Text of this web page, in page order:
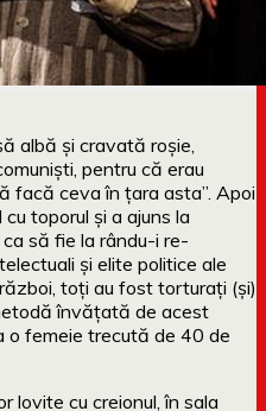
albă și cravată roșie,
pentru că erau
facă ceva în țara asta”. Apoi
toporul și a ajuns la
să fie la rându-i re-
și elite politice ale
toți au fost torturați (și)
învățată de acest
o femeie trecută de 40 de
lovite cu creionul, în sala